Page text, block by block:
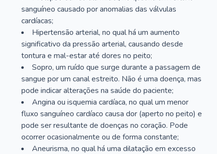
sanguíneo causado por anomalias das válvulas
cardíacas;
Hipertensão arterial, no qual há um aumento
significativo da pressão arterial, causando desde
tontura e mal-estar até dores no peito;
Sopro, um ruído que surge durante a passagem de
sangue por um canal estreito. Não é uma doença, mas
pode indicar alterações na saúde do paciente;
Angina ou isquemia cardíaca, no qual um menor
fluxo sanguíneo cardíaco causa dor (aperto no peito) e
pode ser resultante de doenças no coração. Pode
ocorrer ocasionalmente ou de forma constante;
Aneurisma, no qual há uma dilatação em excesso